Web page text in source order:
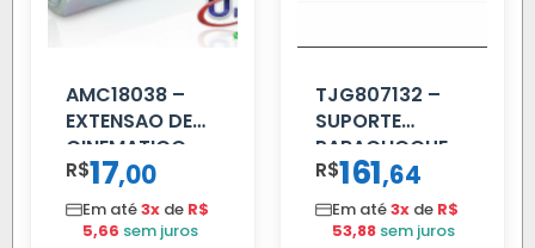
AMC18038 –
EXTENSAO DE
CINEMATICO
40MM
R$17,00
Em até3x de R$
5,66 sem juros
TJG807132 –
SUPORTE
PARACHOQUE
VW 12.170 LD
R$161,64
Em até3x de R$
53,88 sem juros